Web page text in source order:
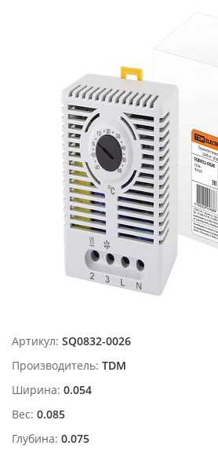
Артикул: SQ0832-0026
Производитель: TDM
Ширина: 0.054
Вес: 0.085
Глубина: 0.075